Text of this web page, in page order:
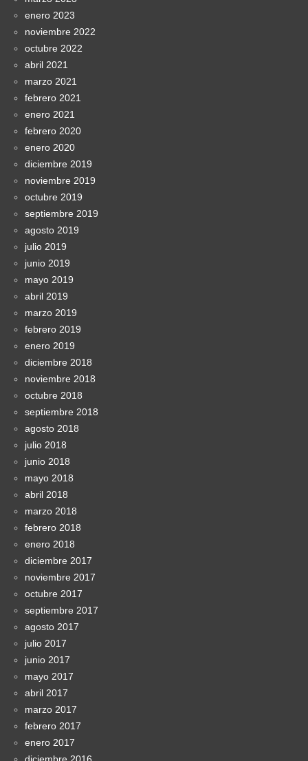
enero 2023
noviembre 2022
octubre 2022
abril 2021
marzo 2021
febrero 2021
enero 2021
febrero 2020
enero 2020
diciembre 2019
noviembre 2019
octubre 2019
septiembre 2019
agosto 2019
julio 2019
junio 2019
mayo 2019
abril 2019
marzo 2019
febrero 2019
enero 2019
diciembre 2018
noviembre 2018
octubre 2018
septiembre 2018
agosto 2018
julio 2018
junio 2018
mayo 2018
abril 2018
marzo 2018
febrero 2018
enero 2018
diciembre 2017
noviembre 2017
octubre 2017
septiembre 2017
agosto 2017
julio 2017
junio 2017
mayo 2017
abril 2017
marzo 2017
febrero 2017
enero 2017